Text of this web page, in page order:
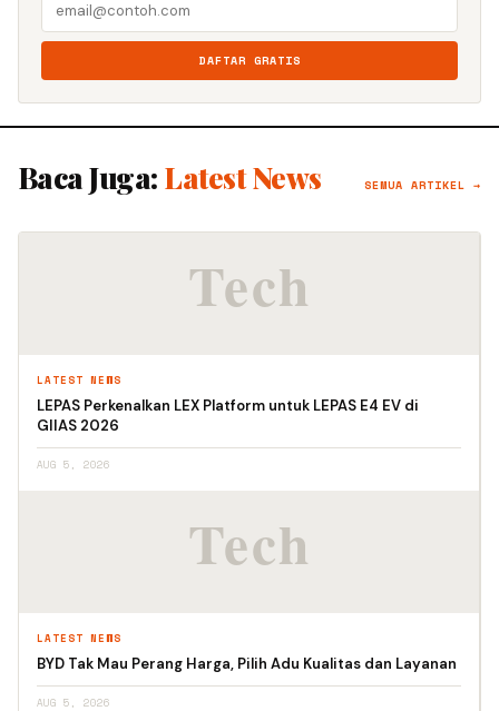
DAFTAR GRATIS
Baca Juga: Latest News SEMUA ARTIKEL →
LATEST NEWS
LEPAS Perkenalkan LEX Platform untuk LEPAS E4 EV di
GIIAS 2026
AUG 5, 2026
LATEST NEWS
BYD Tak Mau Perang Harga, Pilih Adu Kualitas dan Layanan
AUG 5, 2026